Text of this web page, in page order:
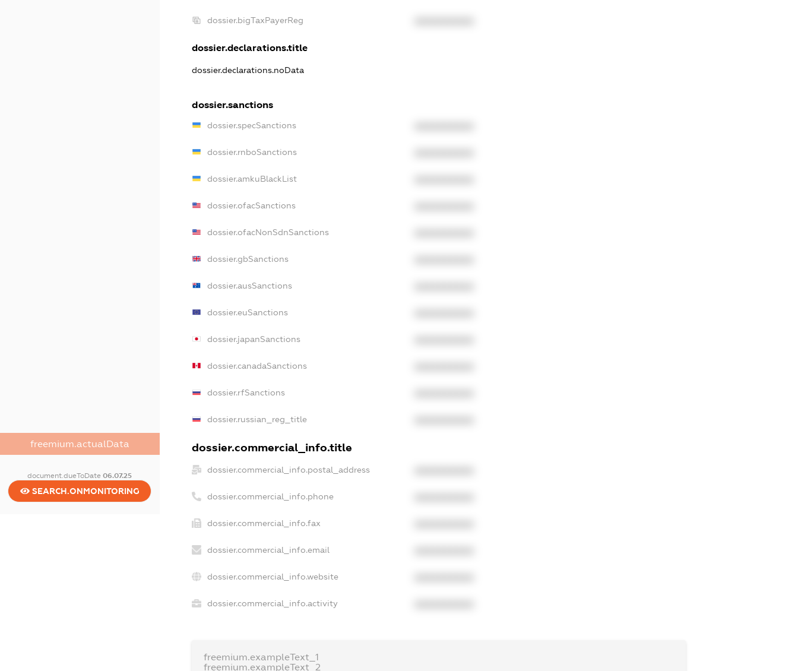
freemium.actualData
document.dueToDate06.07.25
SEARCH.ONMONITORING
dossier.bigTaxPayerReg
dossier.declarations.title
dossier.declarations.noData
dossier.sanctions
dossier.specSanctions
dossier.rnboSanctions
dossier.amkuBlackList
dossier.ofacSanctions
dossier.ofacNonSdnSanctions
dossier.gbSanctions
dossier.ausSanctions
dossier.euSanctions
dossier.japanSanctions
dossier.canadaSanctions
dossier.rfSanctions
dossier.russian_reg_title
dossier.commercial_info.title
dossier.commercial_info.postal_address
dossier.commercial_info.phone
dossier.commercial_info.fax
dossier.commercial_info.email
dossier.commercial_info.website
dossier.commercial_info.activity
freemium.exampleText_1
freemium.exampleText_2